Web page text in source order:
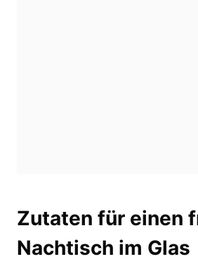
Zutaten für einen
Nachtisch im Glas